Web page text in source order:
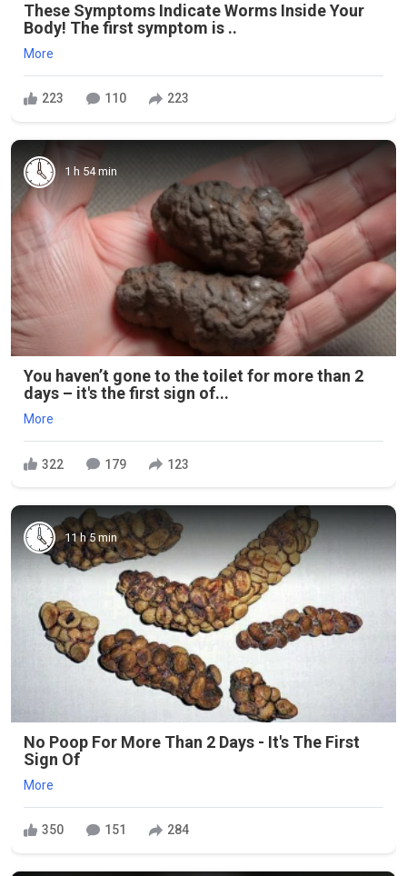
These Symptoms Indicate Worms Inside Your
Body! The first symptom is ..
More
223 110 223
1 h 54 min
You haven’t gone to the toilet for more than 2
days – it's the first sign of...
More
322 179 123
11 h 5 min
No Poop For More Than 2 Days - It's The First
Sign Of
More
350 151 284